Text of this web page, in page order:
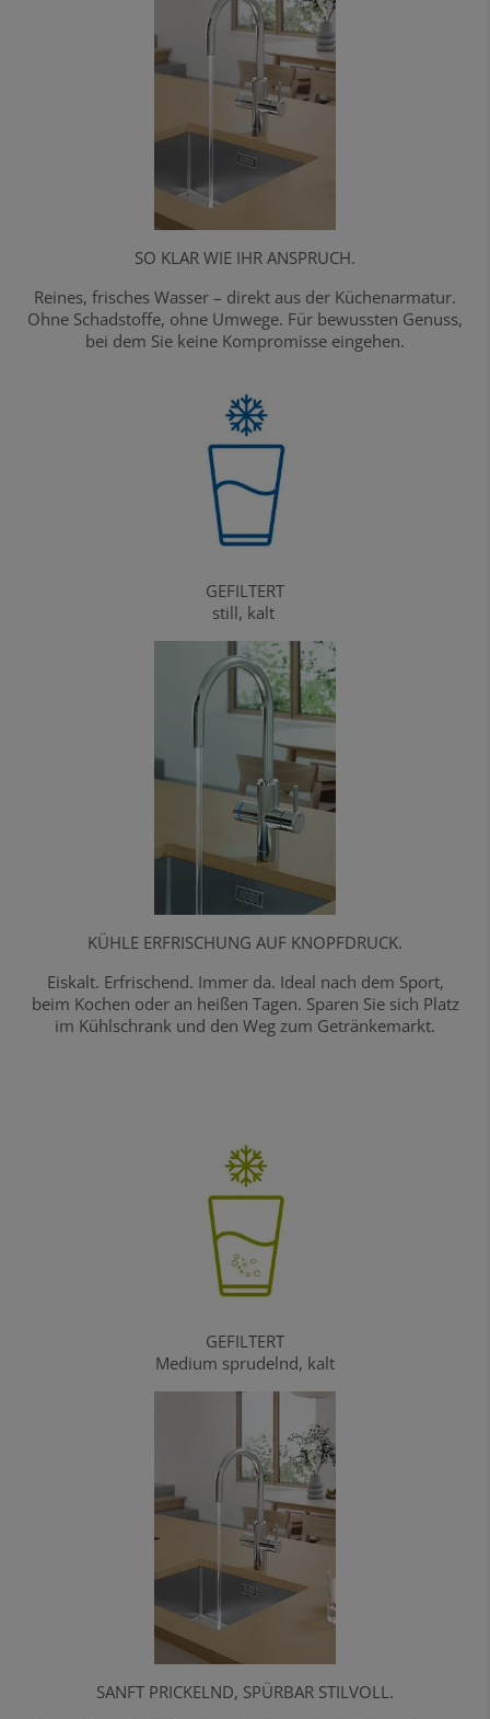
SO KLAR WIE IHR ANSPRUCH.
Reines, frisches Wasser – direkt aus der Küchenarmatur.
Ohne Schadstoffe, ohne Umwege. Für bewussten Genuss,
bei dem Sie keine Kompromisse eingehen.
GEFILTERT
still, kalt
KÜHLE ERFRISCHUNG AUF KNOPFDRUCK.
Eiskalt. Erfrischend. Immer da. Ideal nach dem Sport,
beim Kochen oder an heißen Tagen. Sparen Sie sich Platz
im Kühlschrank und den Weg zum Getränkemarkt.
GEFILTERT
Medium sprudelnd, kalt
SANFT PRICKELND, SPÜRBAR STILVOLL.